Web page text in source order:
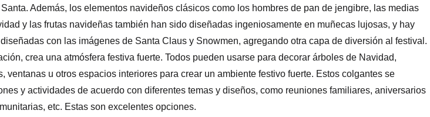
Además, los elementos navideños clásicos como los hombres de pan de jengibre, las medias
y las frutas navideñas también han sido diseñadas ingeniosamente en muñecas lujosas, y hay
con las imágenes de Santa Claus y Snowmen, agregando otra capa de diversión al festival.
crea una atmósfera festiva fuerte. Todos pueden usarse para decorar árboles de Navidad,
ventanas u otros espacios interiores para crear un ambiente festivo fuerte. Estos colgantes se
y actividades de acuerdo con diferentes temas y diseños, como reuniones familiares, aniversarios
etc. Estas son excelentes opciones.